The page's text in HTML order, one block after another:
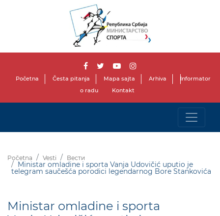
Početna Česta pitanja Mapa sajta Arhiva
Informator
o radu
Kontakt
Početna Vesti Вести
Ministar omladine i sporta Vanja Udovičić uputio je
telegram saučešća porodici legendarnog Bore Stankovića
Ministar omladine i sporta